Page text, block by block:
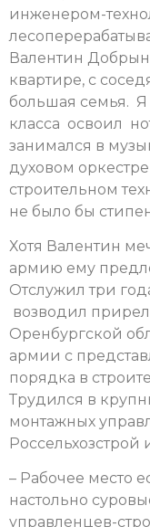
инженером-
Валентин
квартире, с
большая семья. Я
класса освоил
занимался в
духовом
строительном
не было бы
Хотя Валентин
армию ему
Отслужил три
возводил
Оренбургской
армии с
порядка в
Трудился в
монтажных
Россельхозстрой
– Рабочее место
настольно
управленцев-